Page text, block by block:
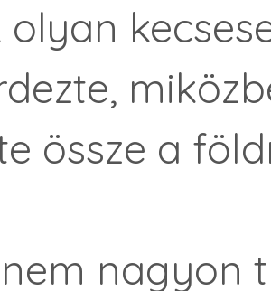
olyan
össze a
nagyon